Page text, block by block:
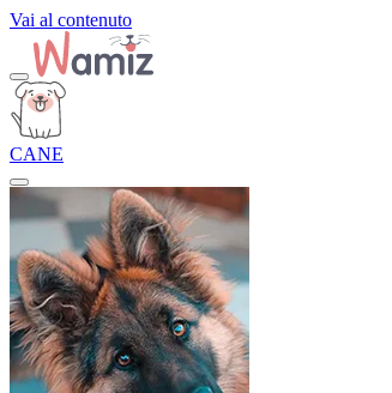
Vai al contenuto
CANE